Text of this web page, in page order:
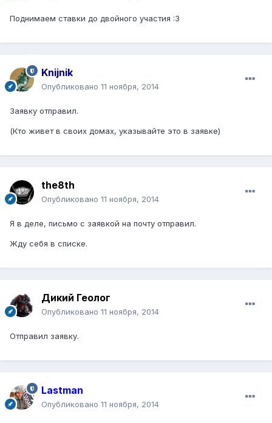
Поднимаем ставки до двойного участия :3
Knijnik
Опубликовано 11 ноября, 2014
Заявку отправил.
(Кто живет в своих домах, указывайте это в заявке)
the8th
Опубликовано 11 ноября, 2014
Я в деле, письмо с заявкой на почту отправил.
Жду себя в списке.
Дикий Геолог
Опубликовано 11 ноября, 2014
Отправил заявку.
Lastman
Опубликовано 11 ноября, 2014